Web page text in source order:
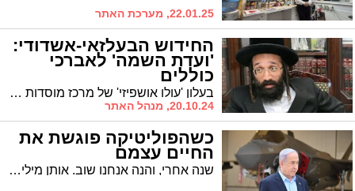
22.01.25, מערכת האתר
החידוש הבעלזאי-אשדודי:
'ועדת השמה' לאברכי
כוללים
בעלון 'עולו אושפיזי' של מרכז מוסדות בעלזא מתפרסם ראיון שבו מראיין המחנך והמלחין האשדודי, הרב פנחס ברייער, את גיסו הרב אהרן זלצר * זלצר, כך מתברר, מהווה מעין 'מרכז השמה' לאברכי הכוללים, כאשר הוא משבץ כל אברך בכולל המתאים לו * "כשאברך מגיע אלי", הוא אומר בשיחה עם הרב פנחס ברייער, "אני רואה בו את הילד שעטפו אותו בטלית ונשאו אותו על החיידר, כשהוריו משקים אותו בדמעות ומשקיעים בו את לשד דמם. אם לא נסייע לו כעת, כל מה שהשקיעו בו מסוגל לרדת חלילה לטמיון"
20.10.24, מנהל האתר
כשהפוליטיקה פוגשת את
החיים עצמם
שנה אחרי, והנה אנחנו שוב. אותן מילים, אותן צעקות, אותו הניחוח של הפוליטיקה הישנה. הסולידריות מאבדת מכוחה ובמקומה חוזרים הקולות הישנים, הצורמים, המוכרים * האם המלחמה הקשה בתולדות ישראל השפיעה על המערכת הפוליטית המקומית?